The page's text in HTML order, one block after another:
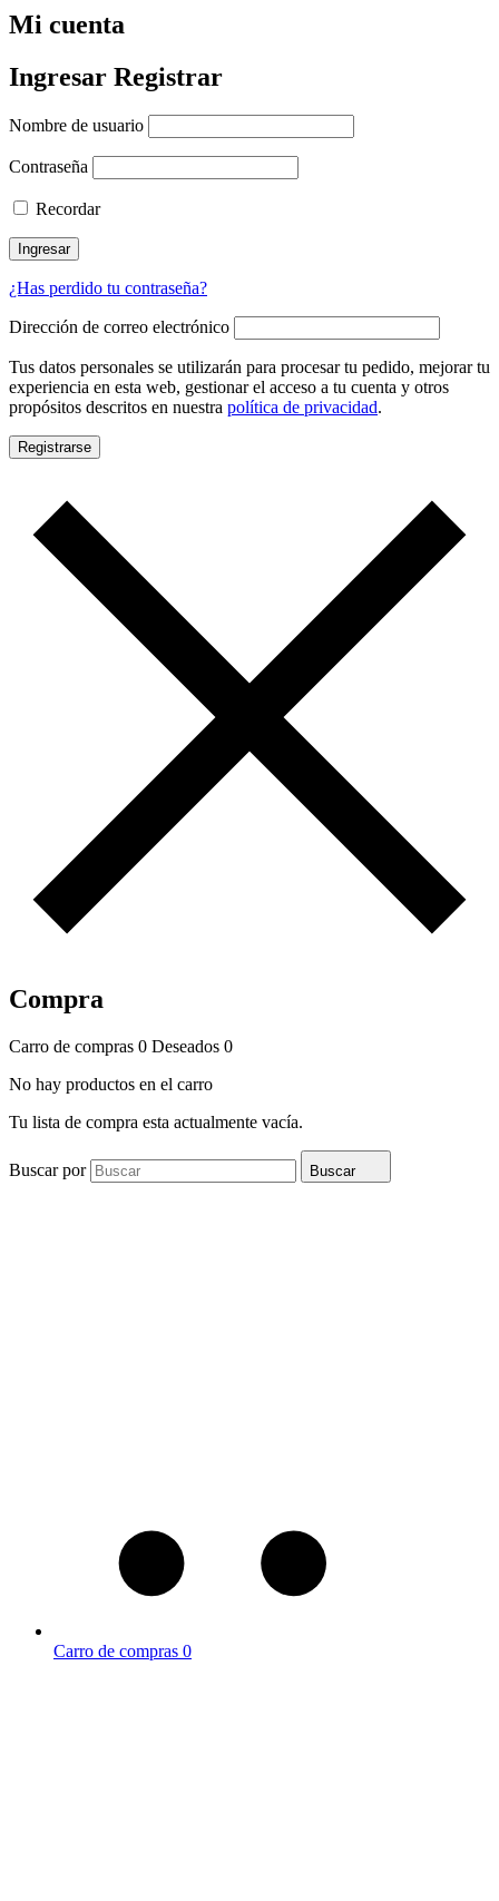
Mi cuenta
Ingresar Registrar
Nombre de usuario
Contraseña
Recordar
Ingresar
¿Has perdido tu contraseña?
Dirección de correo electrónico
Tus datos personales se utilizarán para procesar tu pedido, mejorar tu
experiencia en esta web, gestionar el acceso a tu cuenta y otros
propósitos descritos en nuestra política de privacidad.
Registrarse
Compra
Carro de compras 0 Deseados 0
No hay productos en el carro
Tu lista de compra esta actualmente vacía.
Buscar por Buscar
Carro de compras 0